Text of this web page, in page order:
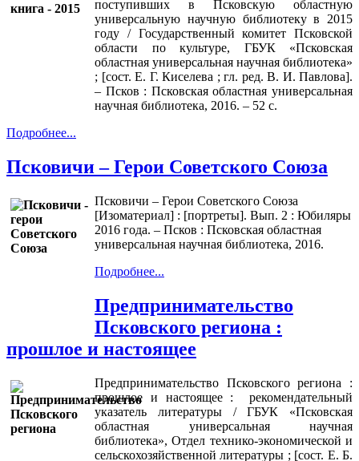
поступивших в Псковскую областную
универсальную научную библиотеку в 2015
году / Государственный комитет Псковской
области по культуре, ГБУК «Псковская
областная универсальная научная библиотека»
; [сост. Е. Г. Киселева ; гл. ред. В. И. Павлова].
– Псков : Псковская областная универсальная
научная библиотека, 2016. – 52 с.
Подробнее...
Псковичи – Герои Советского Союза
Псковичи – Герои Советского Союза
[Изоматериал] : [портреты]. Вып. 2 : Юбиляры
2016 года. – Псков : Псковская областная
универсальная научная библиотека, 2016.
Подробнее...
Предпринимательство
Псковского региона :
прошлое и настоящее
Предпринимательство Псковского региона :
прошлое и настоящее : рекомендательный
указатель литературы / ГБУК «Псковская
областная универсальная научная
библиотека», Отдел технико-экономической и
сельскохозяйственной литературы ; [сост. Е. Б.